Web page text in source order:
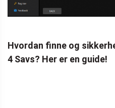
Hvordan finne og
4 Savs? Her er en guide!